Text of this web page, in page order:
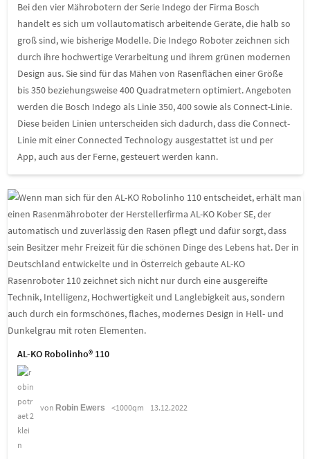
Bei den vier Mährobotern der Serie Indego der Firma Bosch
handelt es sich um vollautomatisch arbeitende Geräte, die halb so
groß sind, wie bisherige Modelle. Die Indego Roboter zeichnen sich
durch ihre hochwertige Verarbeitung und ihrem grünen modernen
Design aus. Sie sind für das Mähen von Rasenflächen einer Größe
bis 350 beziehungsweise 400 Quadratmetern optimiert. Angeboten
werden die Bosch Indego als Linie 350, 400 sowie als Connect-Linie.
Diese beiden Linien unterscheiden sich dadurch, dass die Connect-
Linie mit einer Connected Technology ausgestattet ist und per
App, auch aus der Ferne, gesteuert werden kann.
AL-KO Robolinho® 110
von Robin Ewers <1000qm 13.12.2022